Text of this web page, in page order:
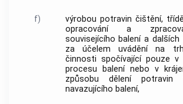
f) výrobou potravin čištění,
opracování a
souvisejícího balení a dalších
za účelem uvádění na
činnosti spočívající pouze v
procesu balení nebo v
způsobu dělení potravin
navazujícího balení,